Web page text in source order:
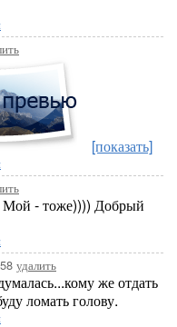
[показать]
Мой - тоже)))) Добрый
удалить
же отдать
ломать голову.